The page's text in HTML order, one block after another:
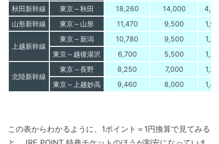
秋田新幹線
東京～秋田 18,260 14,000
山形新幹線
東京～山形 11,470 9,500
上越新幹線
東京～新潟 10,780 9,500
東京～越後湯沢
6,700 5,500
北陸新幹線
東京～長野 8,250 7,000
東京～上越妙高
9,460 8,000
この表からわかるように、1ポイント＝1円換算で見てみる